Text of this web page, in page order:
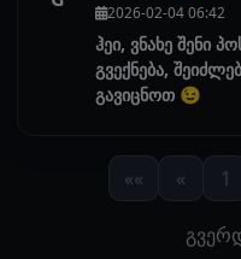
2026-02-04 06:42
ჰეი, ვნახე შენი
გვექნება,
გავიცნოთ 😉
«« « 1